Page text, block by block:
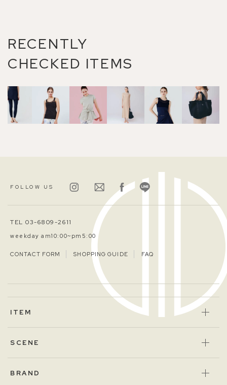
RECENTLY
CHECKED ITEMS
FOLLOW US
TEL 03-6809-2611
weekday am10:00~pm5:00
CONTACT FORM SHOPPING GUIDE FAQ
ITEM
SCENE
BRAND